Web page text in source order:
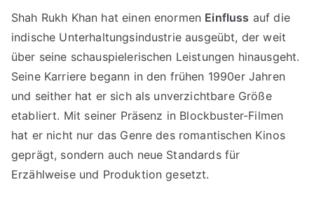
Shah Rukh Khan hat einen enormen Einfluss auf die
indische Unterhaltungsindustrie ausgeübt, der weit
über seine schauspielerischen Leistungen hinausgeht.
Seine Karriere begann in den frühen 1990er Jahren
und seither hat er sich als unverzichtbare Größe
etabliert. Mit seiner Präsenz in Blockbuster-Filmen
hat er nicht nur das Genre des romantischen Kinos
geprägt, sondern auch neue Standards für
Erzählweise und Produktion gesetzt.